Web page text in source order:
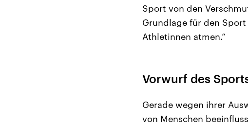
Sport von den
Grundlage für den
Athletinnen atmen.“
Vorwurf des
Gerade wegen ihrer
von Menschen